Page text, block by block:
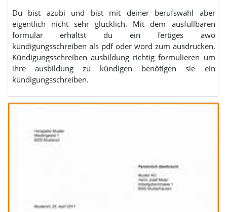
Du bist azubi und bist mit deiner berufswahl aber
eigentlich nicht sehr glücklich. Mit dem ausfüllbaren
formular erhältst du ein fertiges awo
kündigungsschreiben als pdf oder word zum ausdrucken.
Kündigungsschreiben ausbildung richtig formulieren um
ihre ausbildung zu kündigen benötigen sie ein
kündigungsschreiben.